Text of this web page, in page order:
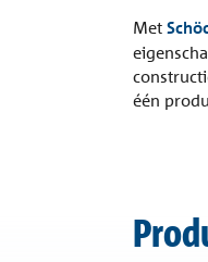
Met
één